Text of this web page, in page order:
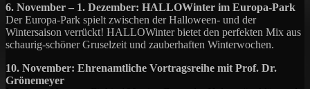
6. November – 1. Dezember: HALLOWinter im Europa-Park
Der Europa-Park spielt zwischen der Halloween- und der
Wintersaison verrückt! HALLOWinter bietet den perfekten Mix aus
schaurig-schöner Gruselzeit und zauberhaften Winterwochen.
10. November: Ehrenamtliche Vortragsreihe mit Prof. Dr.
Grönemeyer